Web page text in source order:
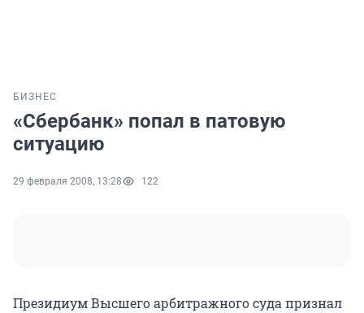
БИЗНЕС
«Сбербанк» попал в патовую
ситуацию
29 февраля 2008, 13:28 122
Президиум Высшего арбитражного суда признал